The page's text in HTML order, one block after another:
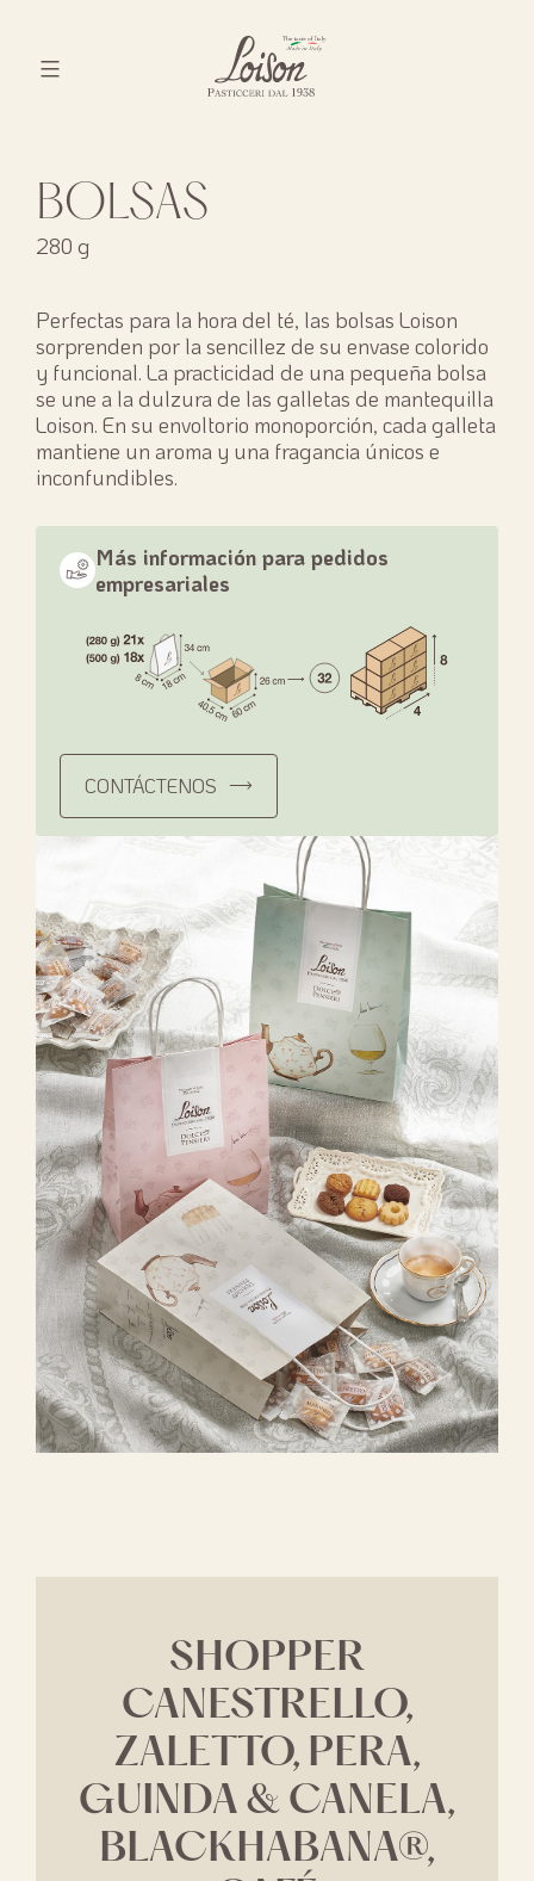
content
BOLSAS
280 g
Perfectas para la hora del té, las bolsas Loison
sorprenden por la sencillez de su envase colorido
y funcional. La practicidad de una pequeña bolsa
se une a la dulzura de las galletas de mantequilla
Loison. En su envoltorio monoporción, cada galleta
mantiene un aroma y una fragancia únicos e
inconfundibles.
Más información para pedidos
empresariales
CONTÁCTENOS
SHOPPER
CANESTRELLO,
ZALETTO, PERA,
GUINDA & CANELA,
BLACKHABANA®,